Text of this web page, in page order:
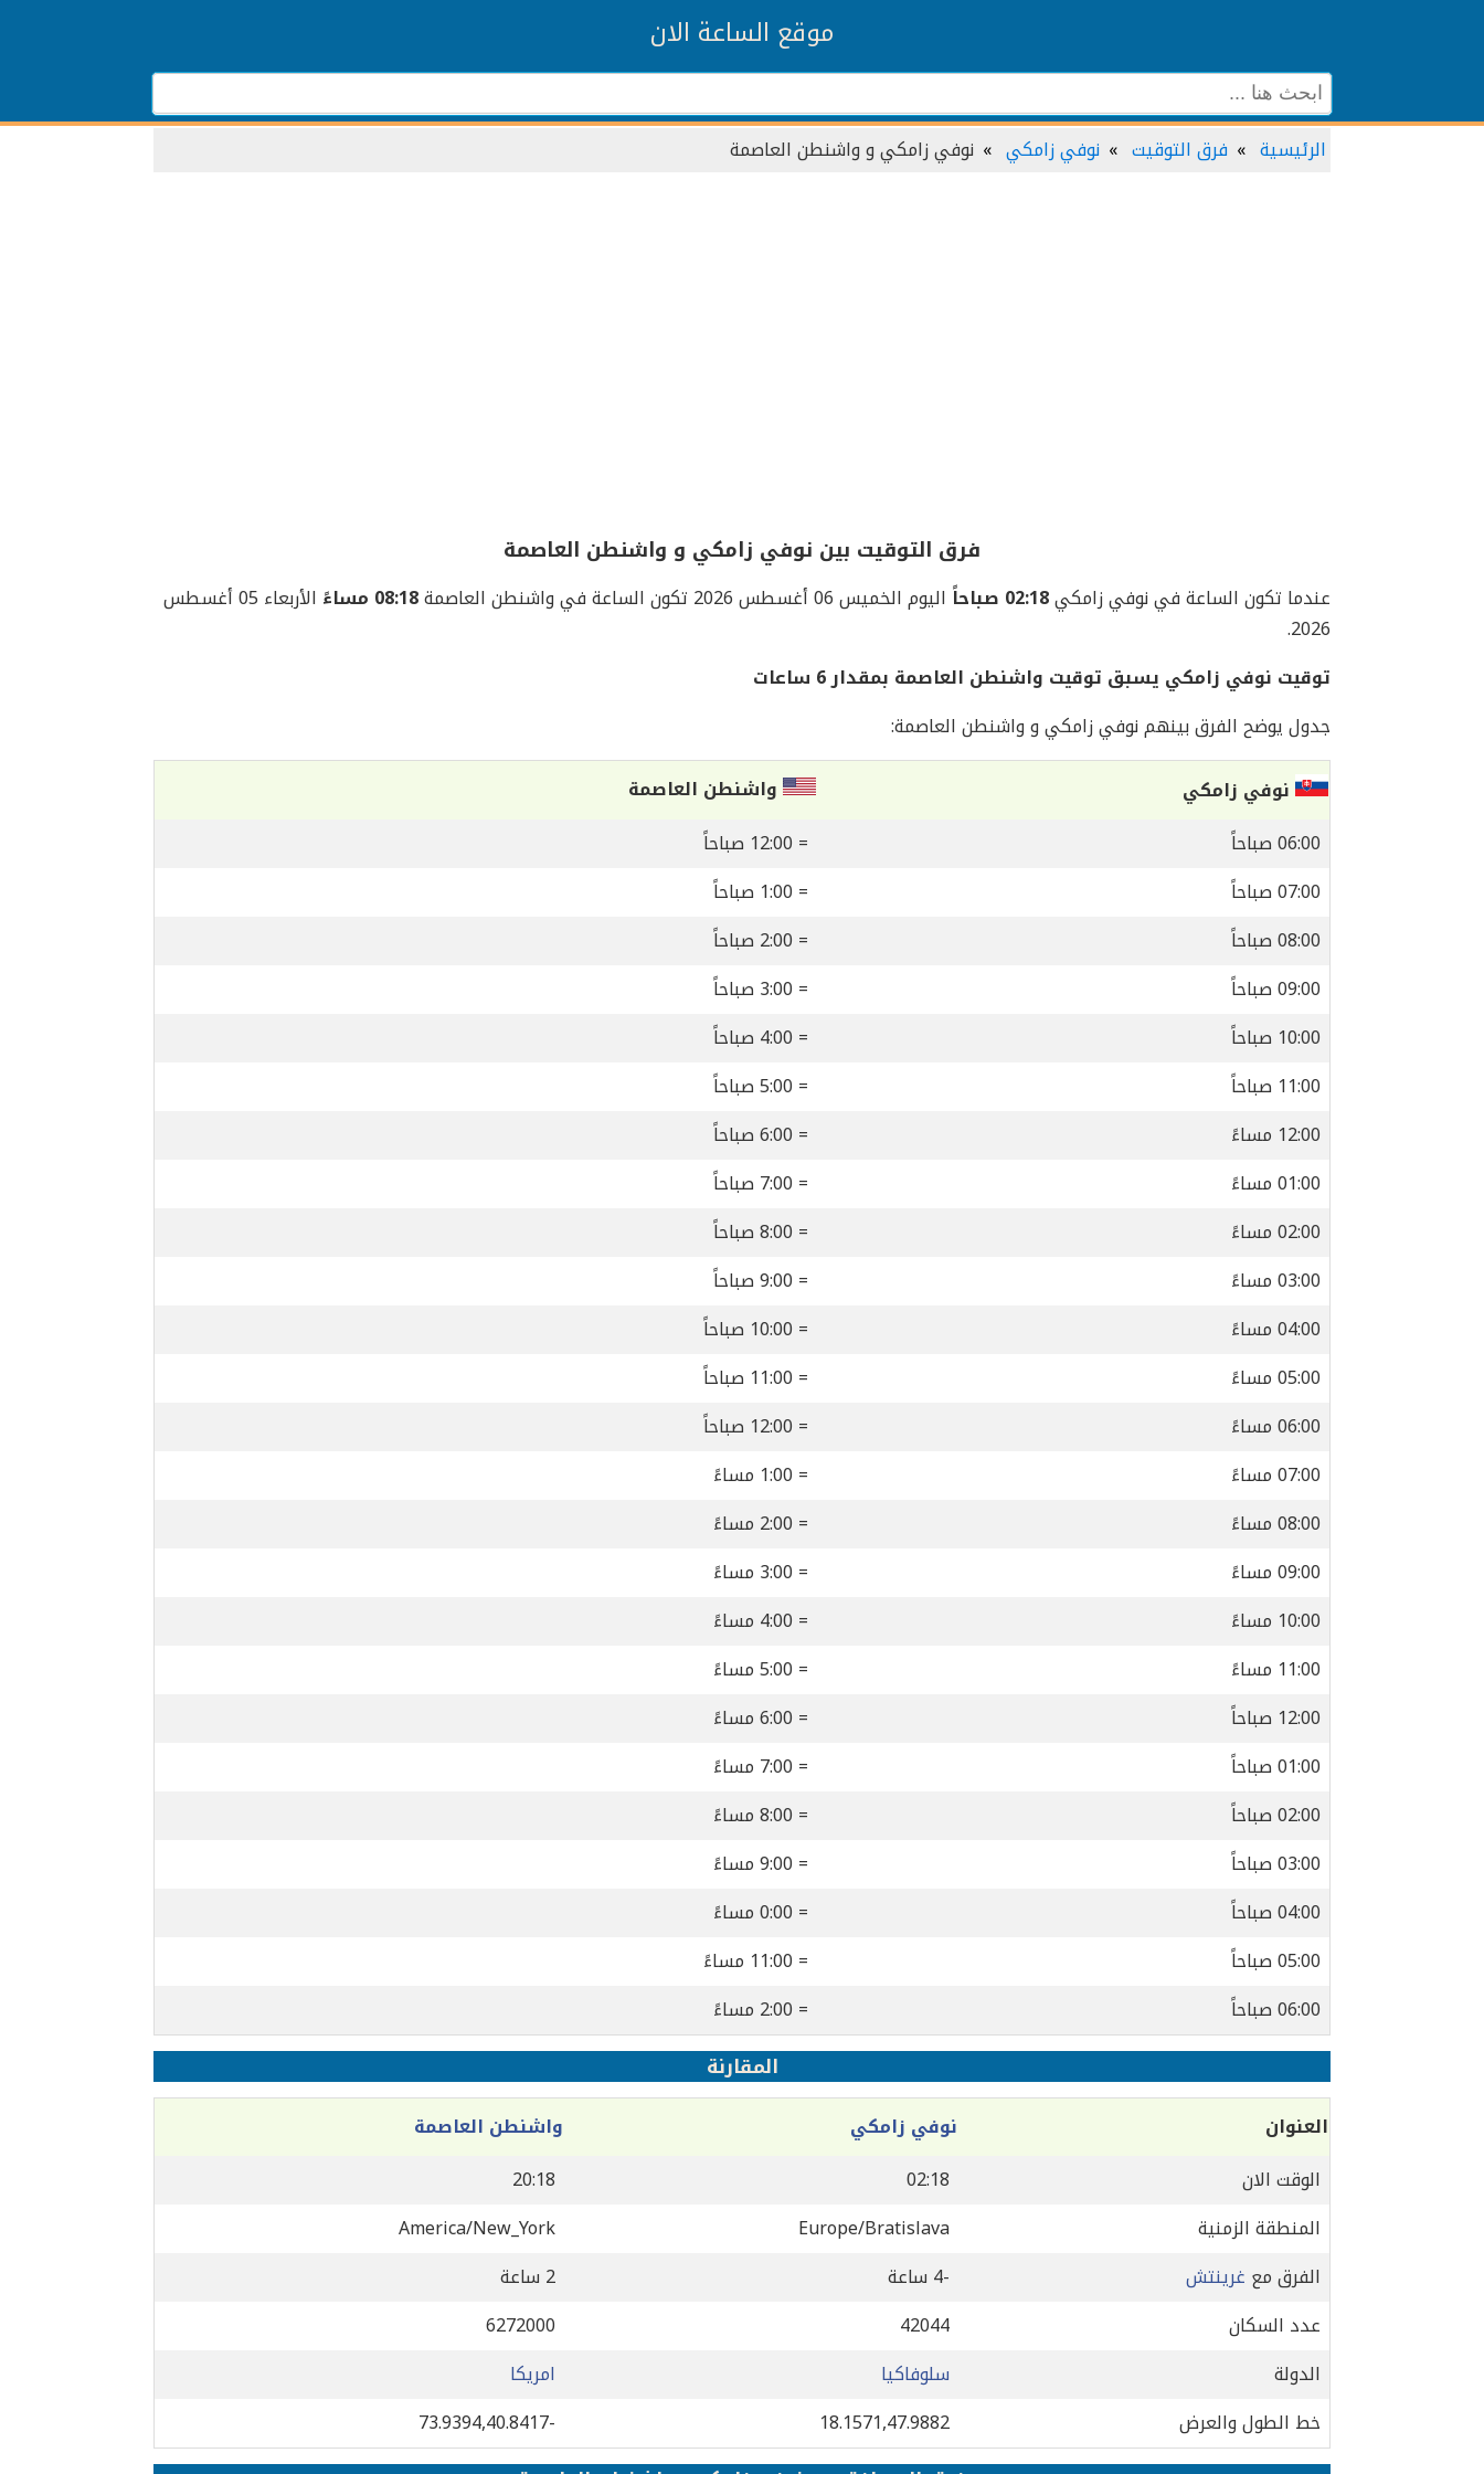
موقع الساعة الان
الرئيسية فرق التوقيت نوفي زامكي نوفي زامكي و واشنطن العاصمة
فرق التوقيت بين نوفي زامكي و واشنطن العاصمة
عندما تكون الساعة في نوفي زامكي02:18 صباحاً اليوم الخميس 06 أغسطس 2026 تكون الساعة في واشنطن العاصمة 08:18 مساءً
الأربعاء 05 أغسطس
2026.
توقيت نوفي زامكي يسبق توقيت واشنطن العاصمة بمقدار 6 ساعات
جدول يوضح الفرق بينهم نوفي زامكي و واشنطن العاصمة:
نوفي زامكي
واشنطن العاصمة
06:00 صباحاً
= 12:00 صباحاً
07:00 صباحاً
= 1:00 صباحاً
08:00 صباحاً
= 2:00 صباحاً
09:00 صباحاً
= 3:00 صباحاً
10:00 صباحاً
= 4:00 صباحاً
11:00 صباحاً
= 5:00 صباحاً
12:00 مساءً
= 6:00 صباحاً
01:00 مساءً
= 7:00 صباحاً
02:00 مساءً
= 8:00 صباحاً
03:00 مساءً
= 9:00 صباحاً
04:00 مساءً
= 10:00 صباحاً
05:00 مساءً
= 11:00 صباحاً
06:00 مساءً
= 12:00 صباحاً
07:00 مساءً
= 1:00 مساءً
08:00 مساءً
= 2:00 مساءً
09:00 مساءً
= 3:00 مساءً
10:00 مساءً
= 4:00 مساءً
11:00 مساءً
= 5:00 مساءً
12:00 صباحاً
= 6:00 مساءً
01:00 صباحاً
= 7:00 مساءً
02:00 صباحاً
= 8:00 مساءً
03:00 صباحاً
= 9:00 مساءً
04:00 صباحاً
= 0:00 مساءً
05:00 صباحاً
= 11:00 مساءً
06:00 صباحاً
= 2:00 مساءً
المقارنة
العنوان نوفي زامكي
واشنطن العاصمة
الوقت الان
02:18
20:18
المنطقة الزمنية
Europe/Bratislava
America/New_York
الفرق مع غرينتش -4 ساعة
2 ساعة
عدد السكان
42044
6272000
الدولة
سلوفاكيا
امريكا
خط الطول والعرض
18.1571,47.9882
-73.9394,40.8417